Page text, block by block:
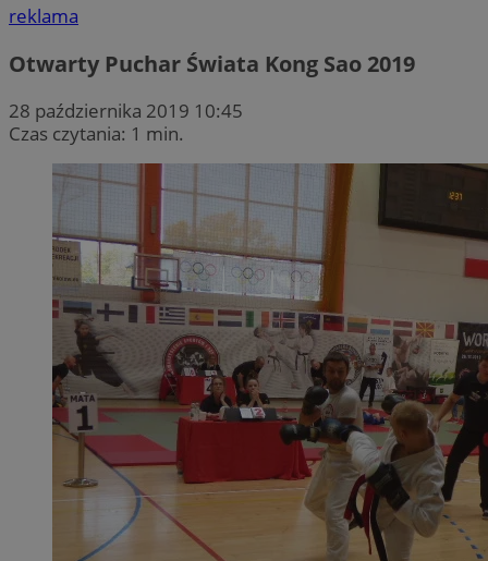
reklama
Otwarty Puchar Świata Kong Sao 2019
28 października 2019 10:45
Czas czytania: 1 min.